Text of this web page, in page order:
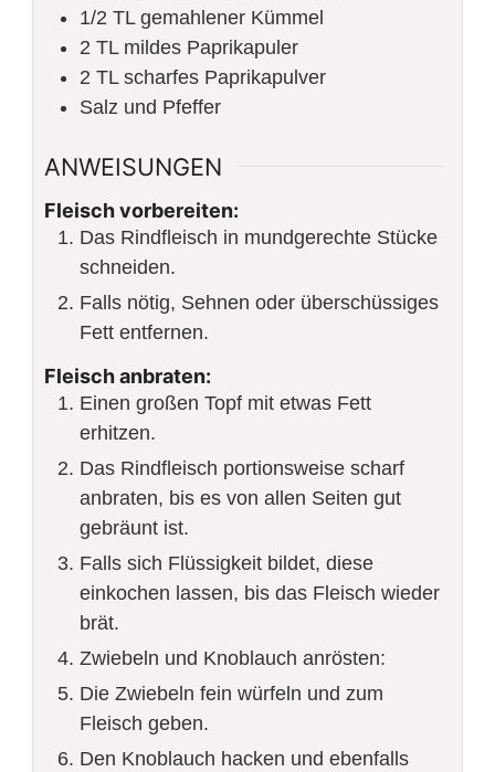
1/2 TL gemahlener Kümmel
2 TL mildes Paprikapuler
2 TL scharfes Paprikapulver
Salz und Pfeffer
ANWEISUNGEN
Fleisch vorbereiten:
Das Rindfleisch in mundgerechte Stücke
schneiden.
Falls nötig, Sehnen oder überschüssiges
Fett entfernen.
Fleisch anbraten:
Einen großen Topf mit etwas Fett
erhitzen.
Das Rindfleisch portionsweise scharf
anbraten, bis es von allen Seiten gut
gebräunt ist.
Falls sich Flüssigkeit bildet, diese
einkochen lassen, bis das Fleisch wieder
brät.
Zwiebeln und Knoblauch anrösten:
Die Zwiebeln fein würfeln und zum
Fleisch geben.
Den Knoblauch hacken und ebenfalls